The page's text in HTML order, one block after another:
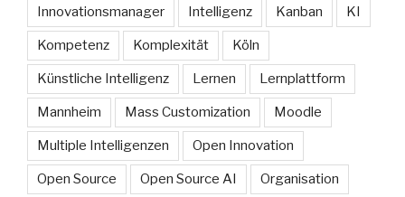
Innovationsmanager Intelligenz Kanban KI
Kompetenz Komplexität Köln
Künstliche Intelligenz Lernen Lernplattform
Mannheim Mass Customization Moodle
Multiple Intelligenzen Open Innovation
Open Source Open Source AI Organisation